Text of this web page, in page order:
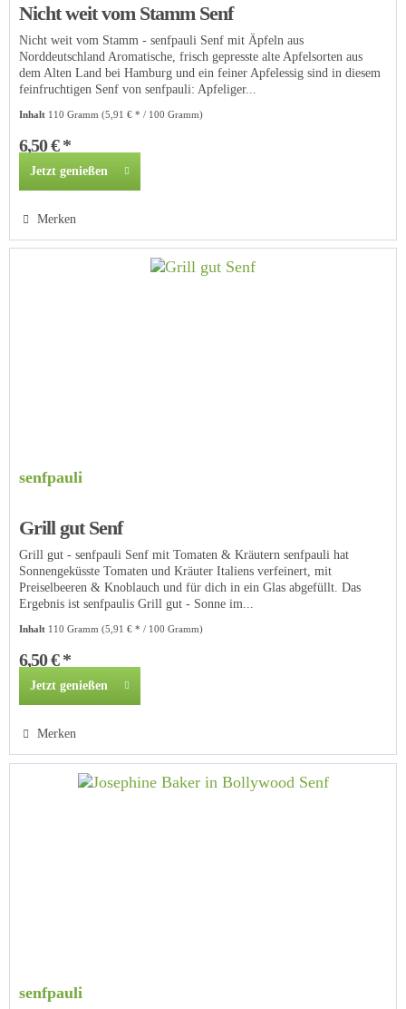
Nicht weit vom Stamm Senf
Nicht weit vom Stamm - senfpauli Senf mit Äpfeln aus
Norddeutschland Aromatische, frisch gepresste alte Apfelsorten aus
dem Alten Land bei Hamburg und ein feiner Apfelessig sind in diesem
feinfruchtigen Senf von senfpauli: Apfeliger...
Inhalt 110 Gramm(5,91 € * / 100 Gramm)
6,50 € *
Jetzt genießen
Merken
senfpauli
Grill gut Senf
Grill gut - senfpauli Senf mit Tomaten & Kräutern senfpauli hat
Sonnengeküsste Tomaten und Kräuter Italiens verfeinert, mit
Preiselbeeren & Knoblauch und für dich in ein Glas abgefüllt. Das
Ergebnis ist senfpaulis Grill gut - Sonne im...
Inhalt 110 Gramm(5,91 € * / 100 Gramm)
6,50 € *
Jetzt genießen
Merken
senfpauli